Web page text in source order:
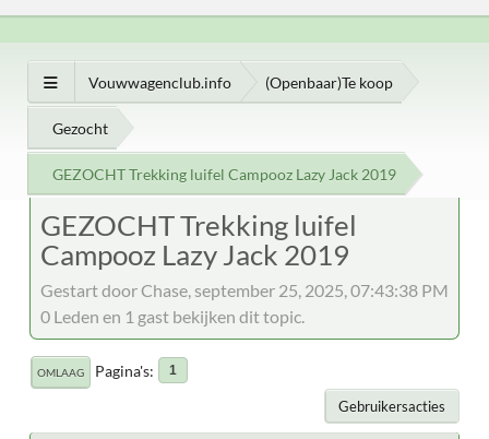
Vouwwagenclub.info (Openbaar)Te koop
Gezocht
GEZOCHT Trekking luifel Campooz Lazy Jack 2019
GEZOCHT Trekking luifel
Campooz Lazy Jack 2019
Gestart door Chase, september 25, 2025, 07:43:38 PM
0 Leden en 1 gast bekijken dit topic.
OMLAAG Pagina's 1
Gebruikersacties